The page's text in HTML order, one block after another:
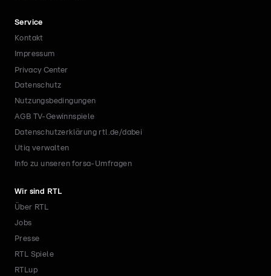
Service
Kontakt
Impressum
Privacy Center
Datenschutz
Nutzungsbedingungen
AGB TV-Gewinnspiele
Datenschutzerklärung rtl.de/dabei
Utiq verwalten
Info zu unseren forsa-Umfragen
Wir sind RTL
Über RTL
Jobs
Presse
RTL Spiele
RTLup